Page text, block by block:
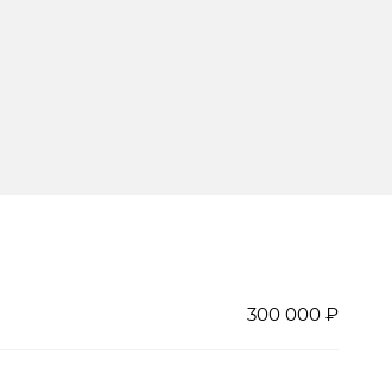
300 000 ₽